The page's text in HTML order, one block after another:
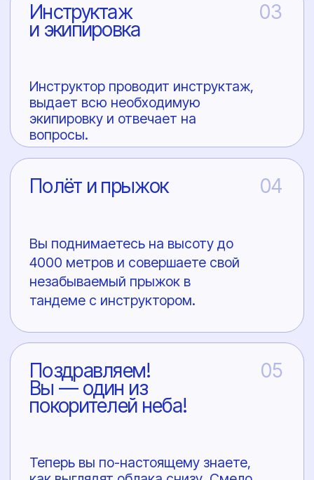
Адрес
Контакты
Статьи
FAQ
Инструкторы Курс AFF
Подарочный сертификат
Sky.Less.Skl@yandex.ru
+7 (911) 209-25-17
Ленинградская область,
Аэродром Куммолово
БИК: 044525104
Корреспондентский счёт:
30101810745374525104
Политика конфиденциальности
Разработка сайта
Публичная оферта